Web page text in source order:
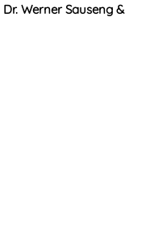
Dr. Werner Sauseng &